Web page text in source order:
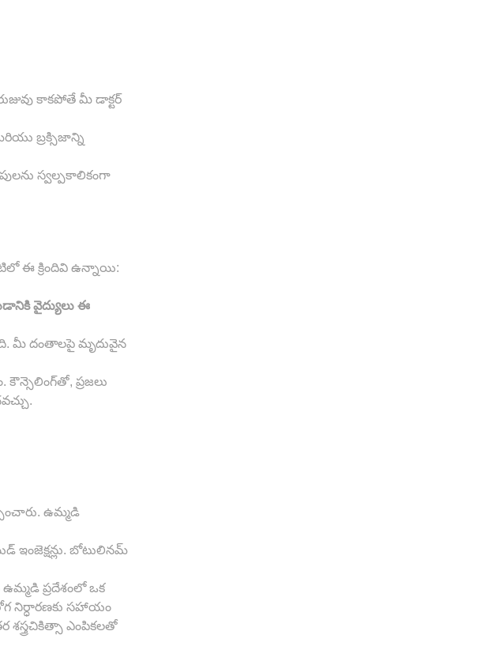
కాకపోతే మీ డాక్టర్
బ్రక్సిజాన్ని
స్వల్పకాలికంగా
ఈ క్రిందివి ఉన్నాయి:
వైద్యులు ఈ
మీ దంతాలపై మృదువైన
కౌన్సెలింగ్‌తో, ప్రజలు
ఉమ్మడి
ఇంజెక్షన్లు. బోటులినమ్
ఉమ్మడి ప్రదేశంలో ఒక
నిర్ధారణకు సహాయం
శస్త్రచికిత్సా ఎంపికలతో